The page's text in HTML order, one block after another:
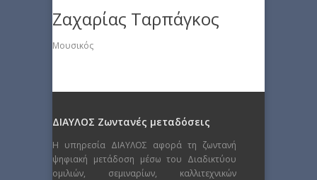
Ζαχαρίας Ταρπάγκος
Μουσικός
ΔΙΑΥΛΟΣ Ζωντανές μεταδόσεις
Η υπηρεσία ΔΙΑΥΛΟΣ αφορά τη ζωντανή
ψηφιακή μετάδοση μέσω του Διαδικτύου
ομιλιών, σεμιναρίων, καλλιτεχνικών